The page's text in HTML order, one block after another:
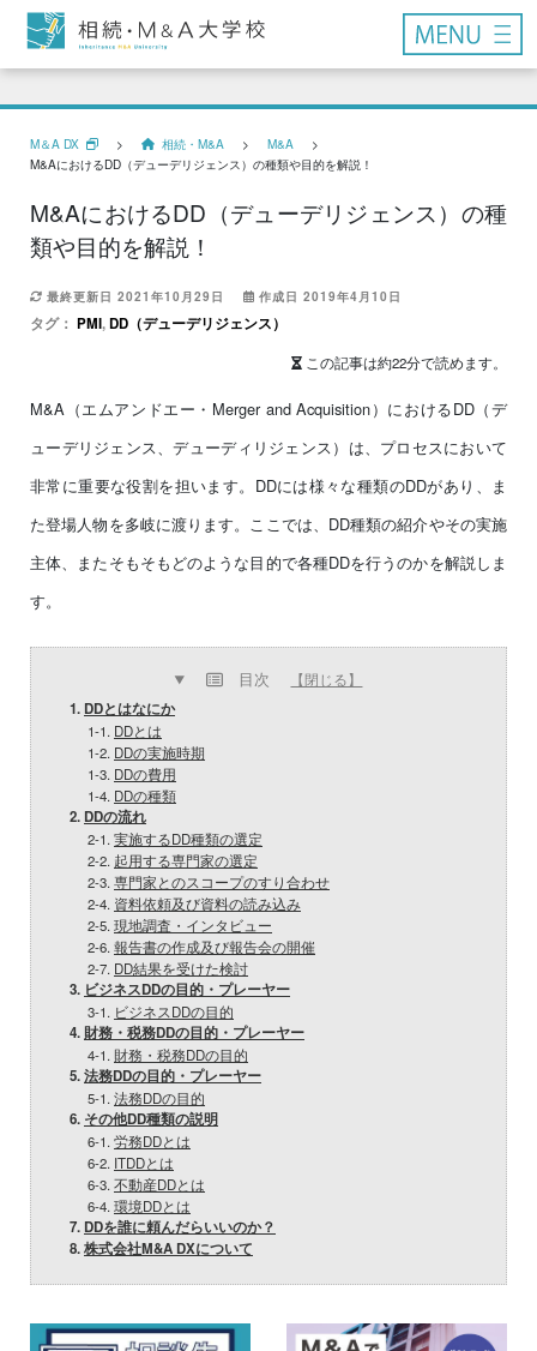
M＆A DX > 相続・M&A >M&A >
M&AにおけるDD（デューデリジェンス）の種類や目的を解説！
M&AにおけるDD（デューデリジェンス）の種
類や目的を解説！
最終更新日 2021年10月29日 作成日 2019年4月10日
タグ： PMI,DD（デューデリジェンス）
この記事は約22分で読めます。
M&A（エムアンドエー・Merger and Acquisition）におけるDD（デ
ューデリジェンス、デューディリジェンス）は、プロセスにおいて
非常に重要な役割を担います。DDには様々な種類のDDがあり、ま
た登場人物を多岐に渡ります。ここでは、DD種類の紹介やその実施
主体、またそもそもどのような目的で各種DDを行うのかを解説しま
す。
目次 【閉じる】
1. DDとはなにか
1-1. DDとは
1-2. DDの実施時期
1-3. DDの費用
1-4. DDの種類
2. DDの流れ
2-1. 実施するDD種類の選定
2-2. 起用する専門家の選定
2-3. 専門家とのスコープのすり合わせ
2-4. 資料依頼及び資料の読み込み
2-5. 現地調査・インタビュー
2-6. 報告書の作成及び報告会の開催
2-7. DD結果を受けた検討
3. ビジネスDDの目的・プレーヤー
3-1. ビジネスDDの目的
4.財務・税務DDの目的・プレーヤー
4-1. 財務・税務DDの目的
5.法務DDの目的・プレーヤー
5-1. 法務DDの目的
6. その他DD種類の説明
6-1. 労務DDとは
6-2. ITDDとは
6-3. 不動産DDとは
6-4. 環境DDとは
7. DDを誰に頼んだらいいのか？
8.株式会社M&A DXについて